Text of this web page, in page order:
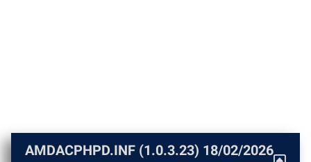
AMDACPHPD.INF (1.0.3.23) 18/02/2026